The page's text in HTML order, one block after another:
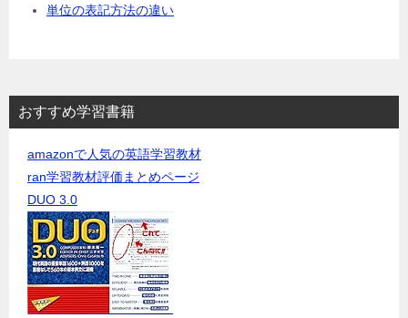
単位の表記方法の違い
おすすめ学習書籍
amazonで人気の英語学習教材
ran学習教材評価まとめページ
DUO 3.0